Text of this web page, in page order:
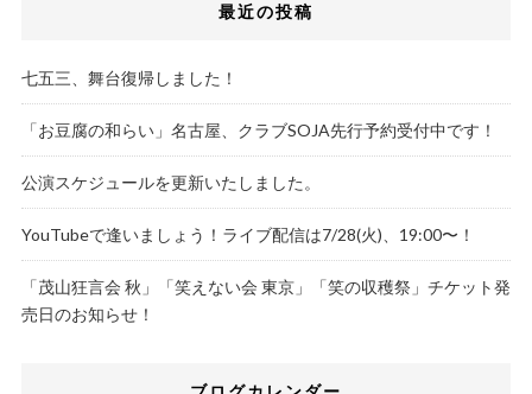
最近の投稿
七五三、舞台復帰しました！
「お豆腐の和らい」名古屋、クラブSOJA先行予約受付中です！
公演スケジュールを更新いたしました。
YouTubeで逢いましょう！ライブ配信は7/28(火)、19:00〜！
「茂山狂言会 秋」「笑えない会 東京」「笑の収穫祭」チケット発
売日のお知らせ！